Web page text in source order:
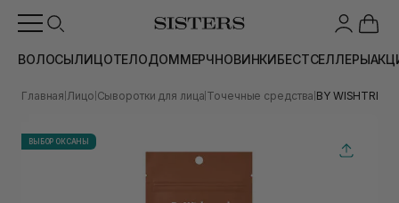
ВОЛОСЫЛИЦОТЕЛОДОММЕРЧНОВИНКИБЕСТСЕЛЛЕРЫ
Главная Лицо Сыворотки для лица Точечные средства BY
ВЫБОР ОКСАНЫ